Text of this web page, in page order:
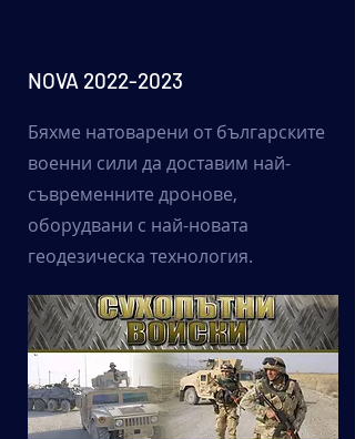
NOVA 2022-2023
Бяхме натоварени от българските
военни сили да доставим най-
съвременните дронове,
оборудвани с най-новата
геодезическа технология.